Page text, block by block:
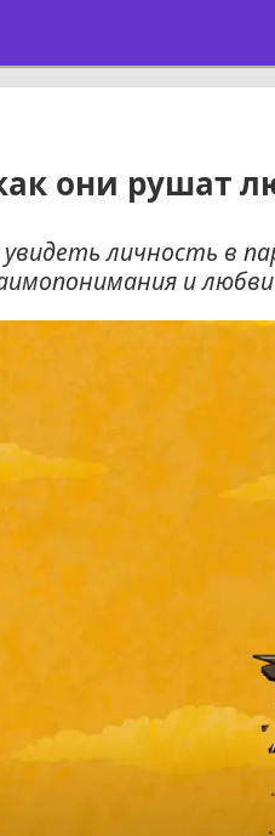
они рушат
личность в
и любви